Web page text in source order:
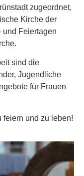
Freue dich und sei
Denn der
Frieden
denen, die nahe
zugeordnet,
Kirche der
und Feiertagen
sind die
Jugendliche
für Frauen
feiern und zu leben!